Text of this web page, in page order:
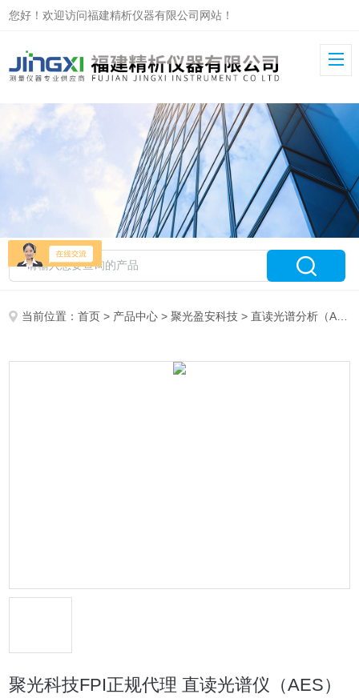
您好！欢迎访问福建精析仪器有限公司网站！
当前位置：首页 > 产品中心 >聚光盈安科技 >直读光谱分析（AES）
聚光科技FPI正规代理 直读光谱仪（AES）